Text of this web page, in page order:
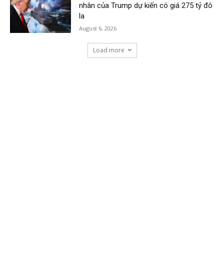
nhân của Trump dự kiến có giá 275 tỷ đô
la
August 6, 2026
Load more